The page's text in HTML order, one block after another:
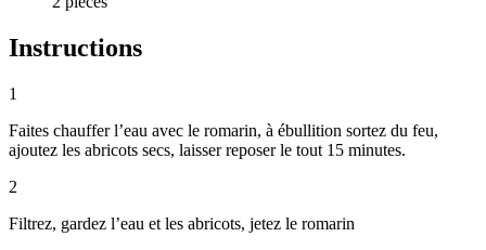
Instructions
1
Faites chauffer l’eau avec le romarin, à ébullition sortez du feu,
ajoutez les abricots secs, laisser reposer le tout 15 minutes.
2
Filtrez, gardez l’eau et les abricots, jetez le romarin